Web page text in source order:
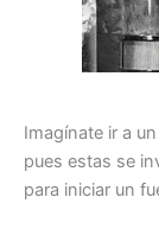
Imagínate ir a
pues estas se
para iniciar un